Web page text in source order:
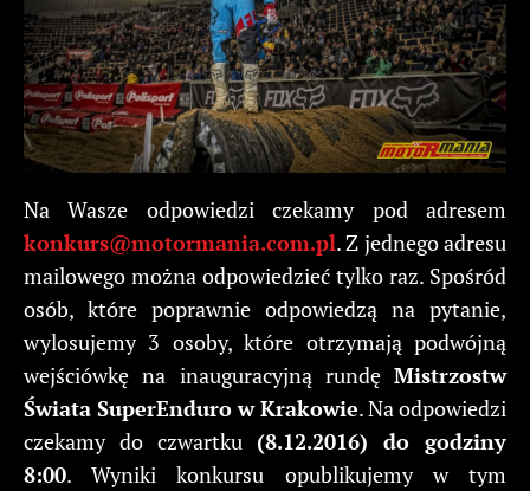
Na Wasze odpowiedzi czekamy pod adresem
konkurs@motormania.com.pl. Z jednego adresu
mailowego można odpowiedzieć tylko raz. Spośród
osób, które poprawnie odpowiedzą na pytanie,
wylosujemy 3 osoby, które otrzymają podwójną
wejściówkę na inauguracyjną rundę Mistrzostw
Świata SuperEnduro w Krakowie. Na odpowiedzi
czekamy do czwartku (8.12.2016) do godziny
8:00. Wyniki konkursu opublikujemy w tym